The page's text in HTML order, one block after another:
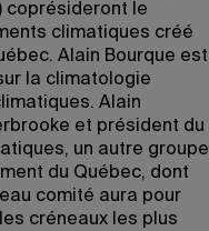
coprésideront le
climatiques créé
Alain Bourque est
la climatologie
Alain
et président du
un autre groupe
du Québec, dont
comité aura pour
créneaux les plus